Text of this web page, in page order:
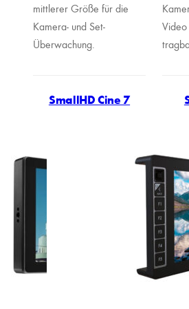
mittlerer Größe für die
Kamera- und Set-
Überwachung.
SmallHD Cine 7